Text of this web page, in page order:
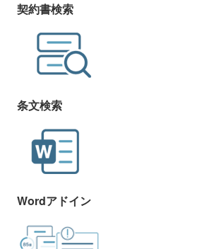
契約書検索
条文検索
Wordアドイン